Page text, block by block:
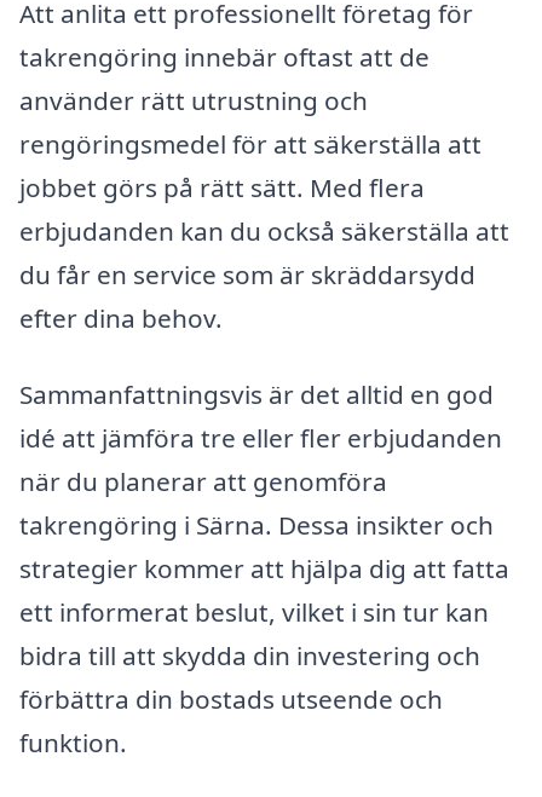
Att anlita ett professionellt företag för
takrengöring innebär oftast att de
använder rätt utrustning och
rengöringsmedel för att säkerställa att
jobbet görs på rätt sätt. Med flera
erbjudanden kan du också säkerställa att
du får en service som är skräddarsydd
efter dina behov.
Sammanfattningsvis är det alltid en god
idé att jämföra tre eller fler erbjudanden
när du planerar att genomföra
takrengöring i Särna. Dessa insikter och
strategier kommer att hjälpa dig att fatta
ett informerat beslut, vilket i sin tur kan
bidra till att skydda din investering och
förbättra din bostads utseende och
funktion.